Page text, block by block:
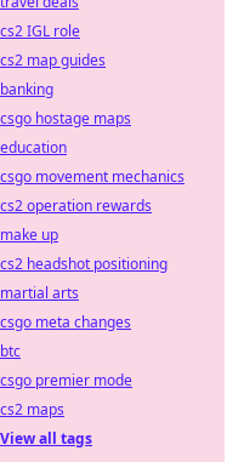
cs2 IGL role
cs2 map guides
banking
csgo hostage maps
education
csgo movement mechanics
cs2 operation rewards
make up
cs2 headshot positioning
martial arts
csgo meta changes
btc
csgo premier mode
cs2 maps
View all tags